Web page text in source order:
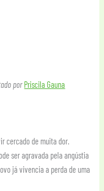
porPriscila Gauna
cercado de muita dor.
ser agravada pela angústia
já vivencia a perda de uma